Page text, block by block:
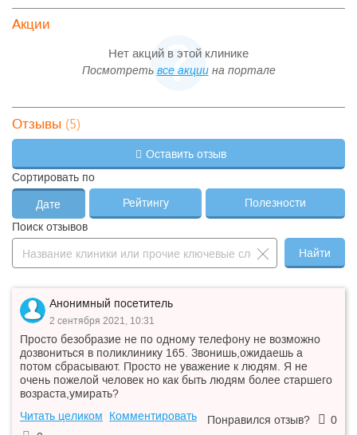
Акции
Нет акций в этой клинике
Посмотреть все акциина портале
Отзывы (5)
Оставить отзыв
Сортировать по
Дате Рейтингу
Полезности
Поиск отзывов
Найти
Анонимный посетитель
2 сентября 2021, 10:31
Просто безобразие не по одному телефону не возможно
дозвониться в поликлинику 165. Звонишь,ожидаешь а
потом сбрасывают. Просто не уважение к людям. Я не
очень пожелой человек но как быть людям более старшего
возраста,умирать?
Читать целиком
Комментировать Понравился отзыв?
0